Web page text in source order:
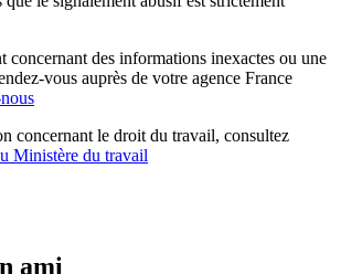
concernant des informations inexactes ou une
vous auprès de votre agence France
concernant le droit du travail, consultez
Ministère du travail
ami